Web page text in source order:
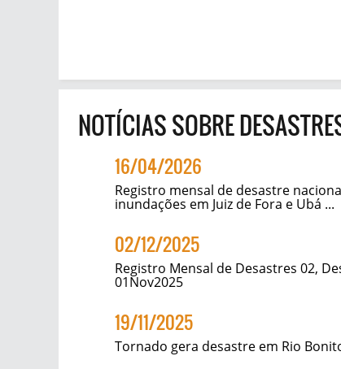
NOTÍCIAS SOBRE
16/04/2026
Registro mensal de desastre
inundações em Juiz de Fora e Ubá ...
02/12/2025
Registro Mensal de Desastres 02,
01Nov2025
19/11/2025
Tornado gera desastre em Rio